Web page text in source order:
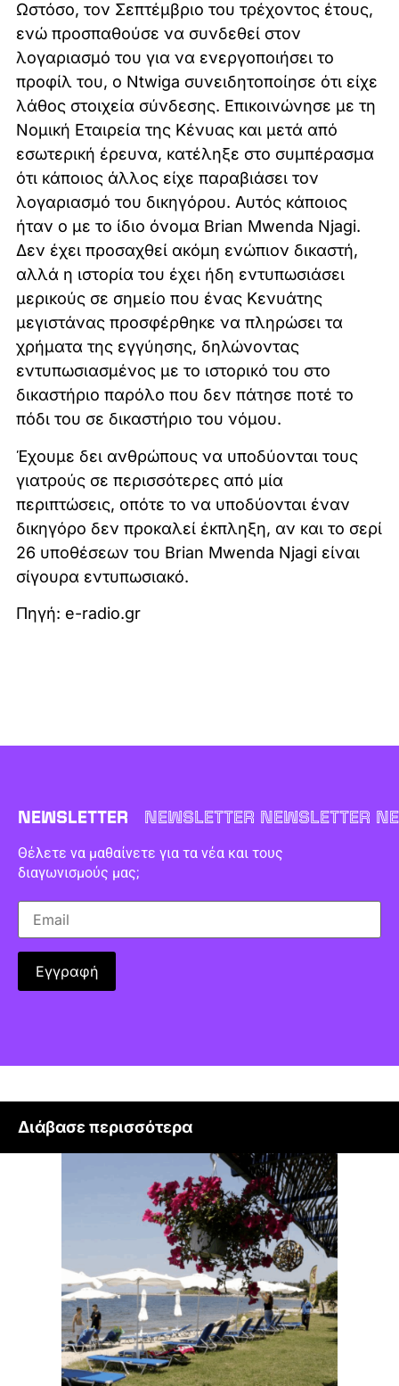
Ωστόσο, τον Σεπτέμβριο του τρέχοντος έτους,
ενώ προσπαθούσε να συνδεθεί στον
λογαριασμό του για να ενεργοποιήσει το
προφίλ του, ο Ntwiga συνειδητοποίησε ότι είχε
λάθος στοιχεία σύνδεσης. Επικοινώνησε με τη
Νομική Εταιρεία της Κένυας και μετά από
εσωτερική έρευνα, κατέληξε στο συμπέρασμα
ότι κάποιος άλλος είχε παραβιάσει τον
λογαριασμό του δικηγόρου. Αυτός κάποιος
ήταν ο με το ίδιο όνομα Brian Mwenda Njagi.
Δεν έχει προσαχθεί ακόμη ενώπιον δικαστή,
αλλά η ιστορία του έχει ήδη εντυπωσιάσει
μερικούς σε σημείο που ένας Κενυάτης
μεγιστάνας προσφέρθηκε να πληρώσει τα
χρήματα της εγγύησης, δηλώνοντας
εντυπωσιασμένος με το ιστορικό του στο
δικαστήριο παρόλο που δεν πάτησε ποτέ το
πόδι του σε δικαστήριο του νόμου.
Έχουμε δει ανθρώπους να υποδύονται τους
γιατρούς σε περισσότερες από μία
περιπτώσεις, οπότε το να υποδύονται έναν
δικηγόρο δεν προκαλεί έκπληξη, αν και το σερί
26 υποθέσεων του Brian Mwenda Njagi είναι
σίγουρα εντυπωσιακό.
Πηγή: e-radio.gr
NEWSLETTER NEWSLETTER NEWSLETTER
Θέλετε να μαθαίνετε για τα νέα και τους
διαγωνισμούς μας;
Διάβασε περισσότερα